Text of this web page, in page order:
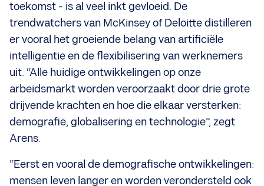
toekomst - is al veel inkt gevloeid. De
trendwatchers van McKinsey of Deloitte distilleren
er vooral het groeiende belang van artificiële
intelligentie en de flexibilisering van werknemers
uit. “Alle huidige ontwikkelingen op onze
arbeidsmarkt worden veroorzaakt door drie grote
drijvende krachten en hoe die elkaar versterken:
demografie, globalisering en technologie”, zegt
Arens.
“Eerst en vooral de demografische ontwikkelingen:
mensen leven langer en worden verondersteld ook